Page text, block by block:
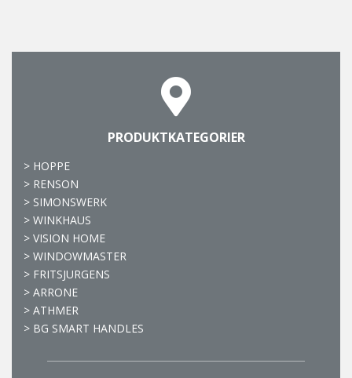
PRODUKTKATEGORIER
> HOPPE
> RENSON
> SIMONSWERK
> WINKHAUS
> VISION HOME
> WINDOWMASTER
> FRITSJURGENS
> ARRONE
> ATHMER
> BG SMART HANDLES